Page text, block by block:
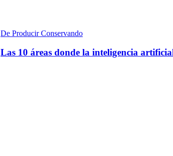
De Producir Conservando
Las 10 áreas donde la inteligencia